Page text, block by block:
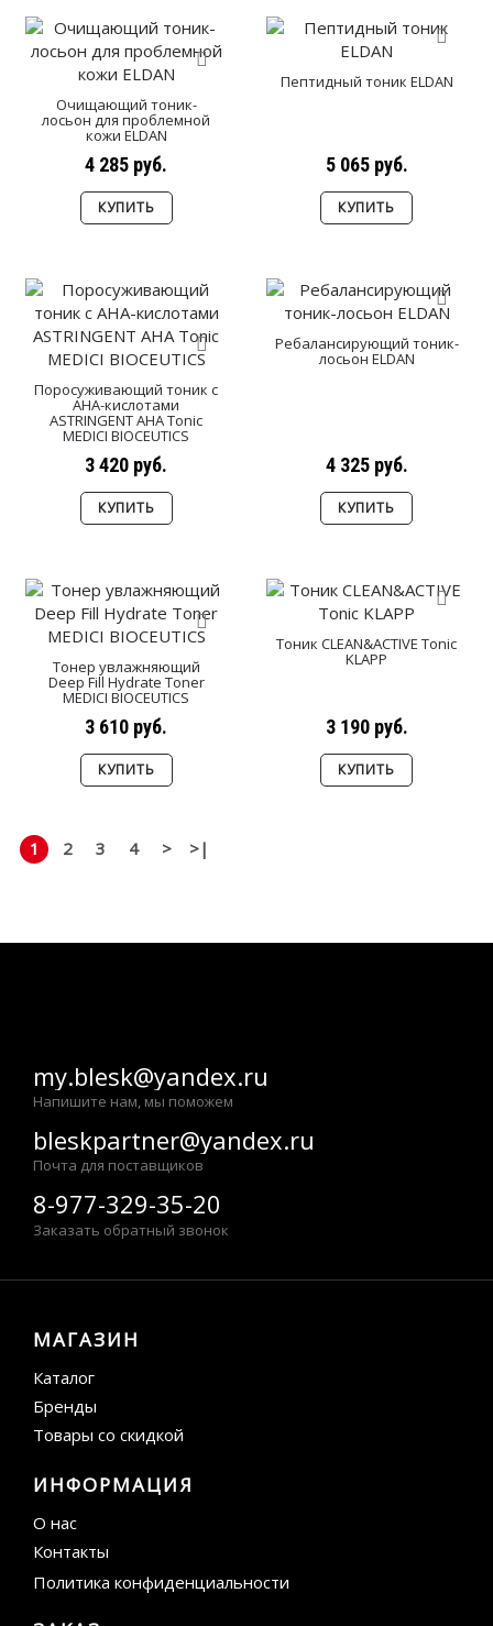
Очищающий тоник-
лосьон для проблемной
кожи ELDAN
4 285 руб.
КУПИТЬ
Пептидный тоник ELDAN
5 065 руб.
КУПИТЬ
Поросуживающий тоник с
АHА-кислотами
ASTRINGENT АНА Tonic
MEDICI BIOCEUTICS
3 420 руб.
КУПИТЬ
Ребалансирующий тоник-
лосьон ELDAN
4 325 руб.
КУПИТЬ
Тонер увлажняющий
Deep Fill Hydrate Toner
MEDICI BIOCEUTICS
3 610 руб.
КУПИТЬ
Тоник CLEAN&ACTIVE Tonic
KLAPP
3 190 руб.
КУПИТЬ
1 2 3 4 > >|
my.blesk@yandex.ru
Напишите нам, мы поможем
bleskpartner@yandex.ru
Почта для поставщиков
8-977-329-35-20
Заказать обратный звонок
МАГАЗИН
Каталог
Бренды
Товары со скидкой
ИНФОРМАЦИЯ
О нас
Контакты
Политика конфиденциальности